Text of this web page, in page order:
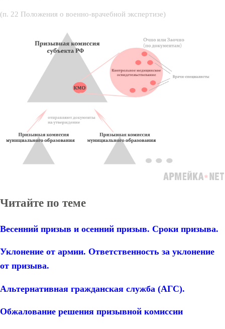
(п. 22 Положения о военно-врачебной экспертизе)
Читайте по теме
Весенний призыв и осенний призыв. Сроки призыва.
Уклонение от армии. Ответственность за уклонение
от призыва.
Альтернативная гражданская служба (АГС).
Обжалование решения призывной комиссии